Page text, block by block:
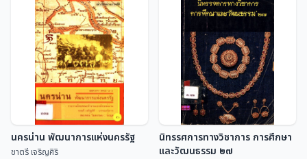
แง่คิดจากวรรณคดีและ
วรรณกรรม
เบญจมาศ พลอินทร์
ประวัติและผลงานบุคลากรผู้มีผล
งานดีเด่นทางด้านวัฒนธรรม
ระดับจังหวัด ประจำปี 2535
ศูนย์ศิลปวัฒนธรรม สถ...
นครน่าน พัฒนาการแห่งนครรัฐ
ชาตรี เจริญศิริ
นิทรรศการทางวิชาการ การศึกษา
และวัฒนธรรม ๒๗